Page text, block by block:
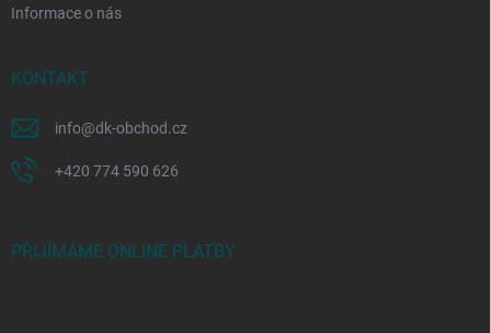
Informace o nás
KONTAKT
info@dk-obchod.cz
+420 774 590 626
PŘIJÍMÁME ONLINE PLATBY